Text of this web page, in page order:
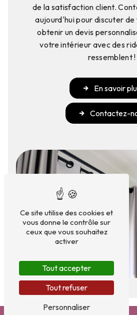
de la satisfaction client.
aujourd'hui pour discuter
obtenir un devis
votre intérieur avec des
ressemblent !
En savoir
Contactez-
Ce site utilise des cookies et
vous donne le contrôle sur
ceux que vous souhaitez
activer
Tout accepter
Tout refuser
Personnaliser